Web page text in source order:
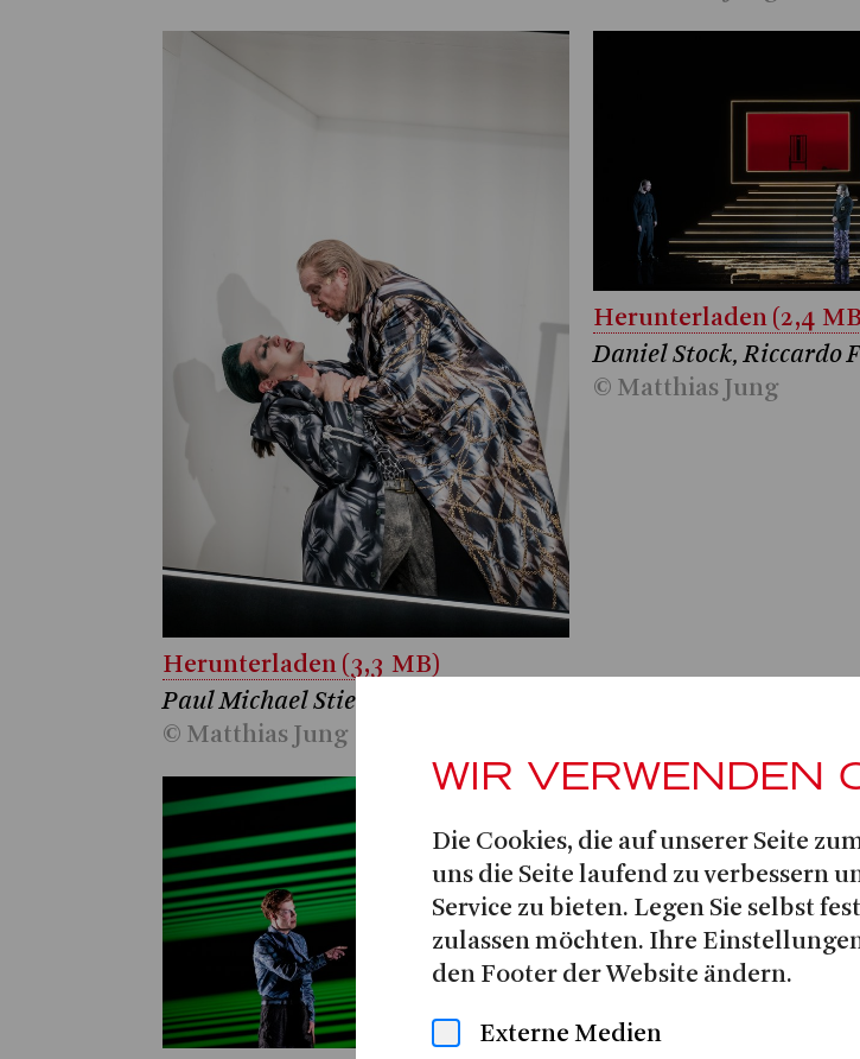
Herunterladen (3,3 MB)
Paul Michael Stiehler, Daniel Stock
© Matthias Jung
Herunterladen (2,4
Daniel Stock, Riccardo
© Matthias Jung
WIR VERWENDEN
Die Cookies, die auf unserer Seite
uns die Seite laufend zu verbessern
Service zu bieten. Legen Sie selbst
zulassen möchten. Ihre
den Footer der Website ändern.
Externe Medien